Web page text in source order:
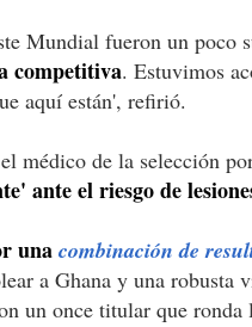
Mundial fueron un poco
competitiva. Estuvimos
aquí están', refirió.
médico de la selección
ante el riesgo de
una combinación de
a Ghana y una robusta
un once titular que ronda